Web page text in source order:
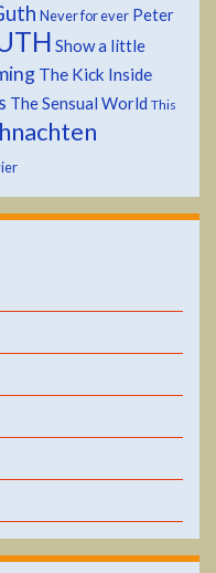
Never for ever Peter
Show a little
The Kick Inside
The Sensual World This